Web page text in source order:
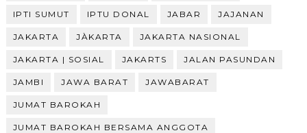
IPTI SUMUT IPTU DONAL JABAR JAJANAN
JAKARTA JÀKARTA JAKARTA NASIONAL
JAKARTA | SOSIAL JAKARTS JALAN PASUNDAN
JAMBI JAWA BARAT JAWABARAT
JUMAT BAROKAH
JUMAT BAROKAH BERSAMA ANGGOTA